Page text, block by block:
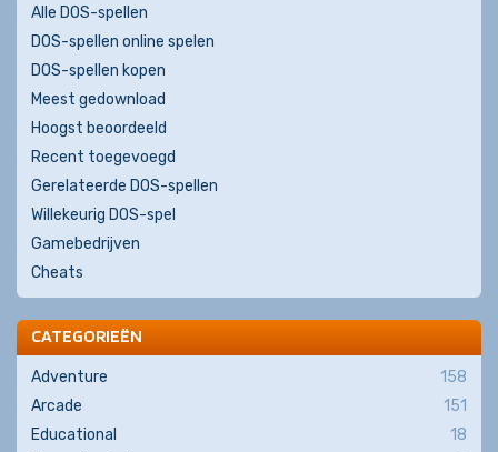
Alle DOS-spellen
DOS-spellen online spelen
DOS-spellen kopen
Meest gedownload
Hoogst beoordeeld
Recent toegevoegd
Gerelateerde DOS-spellen
Willekeurig DOS-spel
Gamebedrijven
Cheats
CATEGORIEËN
Adventure
158
Arcade
151
Educational
18